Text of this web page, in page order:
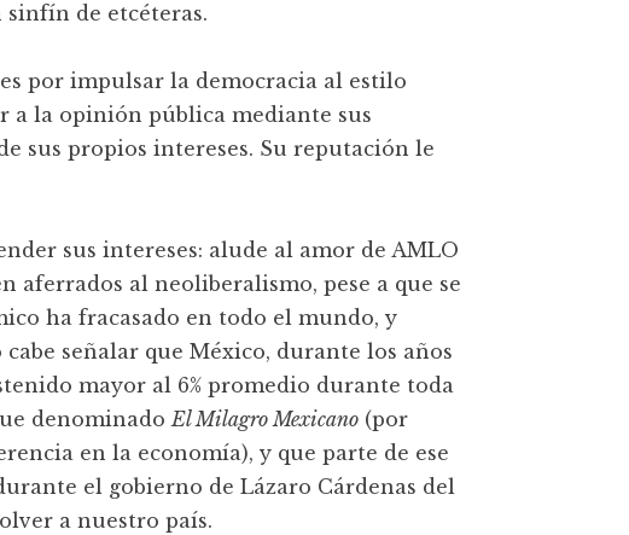
sinfín de etcéteras.
por impulsar la democracia al estilo
a la opinión pública mediante sus
sus propios intereses. Su reputación le
sus intereses: alude al amor de AMLO
aferrados al neoliberalismo, pese a que se
ha fracasado en todo el mundo, y
señalar que México, durante los años
mayor al 6% promedio durante toda
denominadoEl Milagro Mexicano (por
en la economía), y que parte de ese
el gobierno de Lázaro Cárdenas del
a nuestro país.